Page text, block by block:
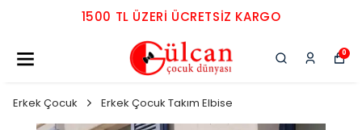
1500 TL ÜZERI ÜCRETSIZ KARGO
0
Erkek Çocuk Erkek Çocuk Takım Elbise